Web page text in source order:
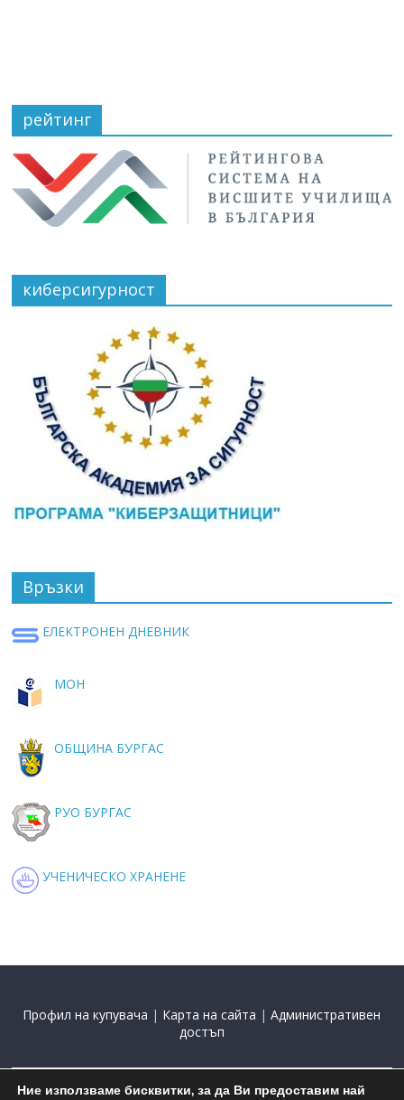
рейтинг
киберсигурност
Връзки
ЕЛЕКТРОНЕН ДНЕВНИК
МОН
ОБЩИНА БУРГАС
РУО БУРГАС
УЧЕНИЧЕСКО ХРАНЕНЕ
Профил на купувача | Карта на сайта |Административен
достъп
Ние използваме бисквитки, за да Ви предоставим най